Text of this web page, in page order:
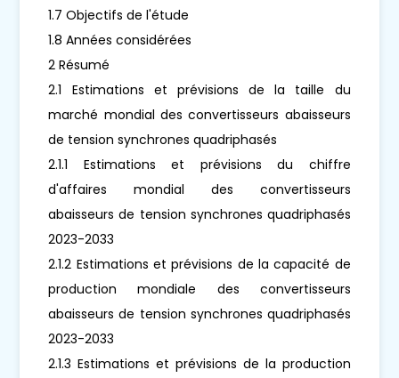
1.7 Objectifs de l'étude
1.8 Années considérées
2 Résumé
2.1 Estimations et prévisions de la taille du
marché mondial des convertisseurs abaisseurs
de tension synchrones quadriphasés
2.1.1 Estimations et prévisions du chiffre
d'affaires mondial des convertisseurs
abaisseurs de tension synchrones quadriphasés
2023-2033
2.1.2 Estimations et prévisions de la capacité de
production mondiale des convertisseurs
abaisseurs de tension synchrones quadriphasés
2023-2033
2.1.3 Estimations et prévisions de la production